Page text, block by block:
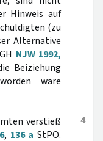
Hinweis auf
(zu
Alternative
NJW 1992,
Beiziehung
wäre
4
verstieß
, 136 a StPO.